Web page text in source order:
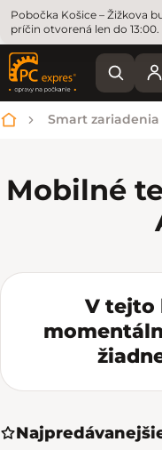
Pobočka Košice – Žižkova
príčin otvorená len do
Domov
Smart zariadenia
Mobilné
V tejto